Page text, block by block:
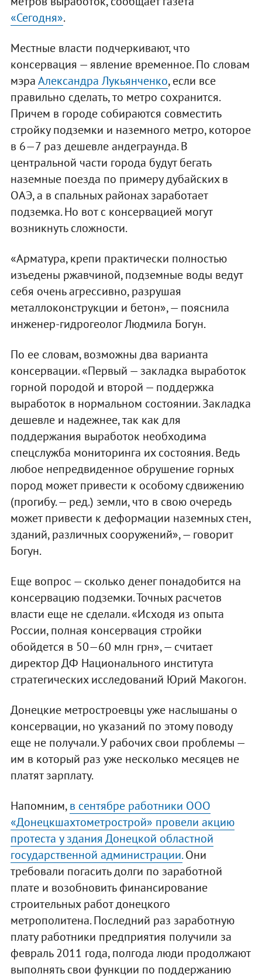
«Сегодня».
Местные власти подчеркивают, что
консервация — явление временное. По словам
мэраАлександра Лукьянченко, если все
правильно сделать, то метро сохранится.
Причем в городе собираются совместить
стройку подземки и наземного метро, которое
в 6—7 раз дешевле андеграунда. В
центральной части города будут бегать
наземные поезда по примеру дубайских в
ОАЭ, а в спальных районах заработает
подземка. Но вот с консервацией могут
возникнуть сложности.
«Арматура, крепи практически полностью
изъедены ржавчиной, подземные воды ведут
себя очень агрессивно, разрушая
металлоконструкции и бетон», — пояснила
инженер-гидрогеолог Людмила Богун.
По ее словам, возможны два варианта
консервации. «Первый — закладка выработок
горной породой и второй — поддержка
выработок в нормальном состоянии. Закладка
дешевле и надежнее, так как для
поддержания выработок необходима
спецслужба мониторинга их состояния. Ведь
любое непредвиденное обрушение горных
пород может привести к особому сдвижению
(прогибу. — ред.) земли, что в свою очередь
может привести к деформации наземных стен,
зданий, различных сооружений», — говорит
Богун.
Еще вопрос — сколько денег понадобится на
консервацию подземки. Точных расчетов
власти еще не сделали. «Исходя из опыта
России, полная консервация стройки
обойдется в 50—60 млн грн», — считает
директор ДФ Национального института
стратегических исследований Юрий Макогон.
Донецкие метростроевцы уже наслышаны о
консервации, но указаний по этому поводу
еще не получали. У рабочих свои проблемы —
им в который раз уже несколько месяцев не
платят зарплату.
Напомним,в сентябре работники ООО
«Донецкшахтометрострой» провели акцию
протеста у здания Донецкой областной
государственной администрации.Они
требовали погасить долги по заработной
плате и возобновить финансирование
строительных работ донецкого
метрополитена. Последний раз заработную
плату работники предприятия получили за
февраль 2011 года, полгода люди продолжают
выполнять свои функции по поддержанию